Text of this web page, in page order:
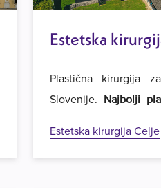
Estetska
Plastična kirurgija
Slovenije. Najbolji
Dobrodošli u Estetsku
u Beogradu.
Estetska kirurgija Celje